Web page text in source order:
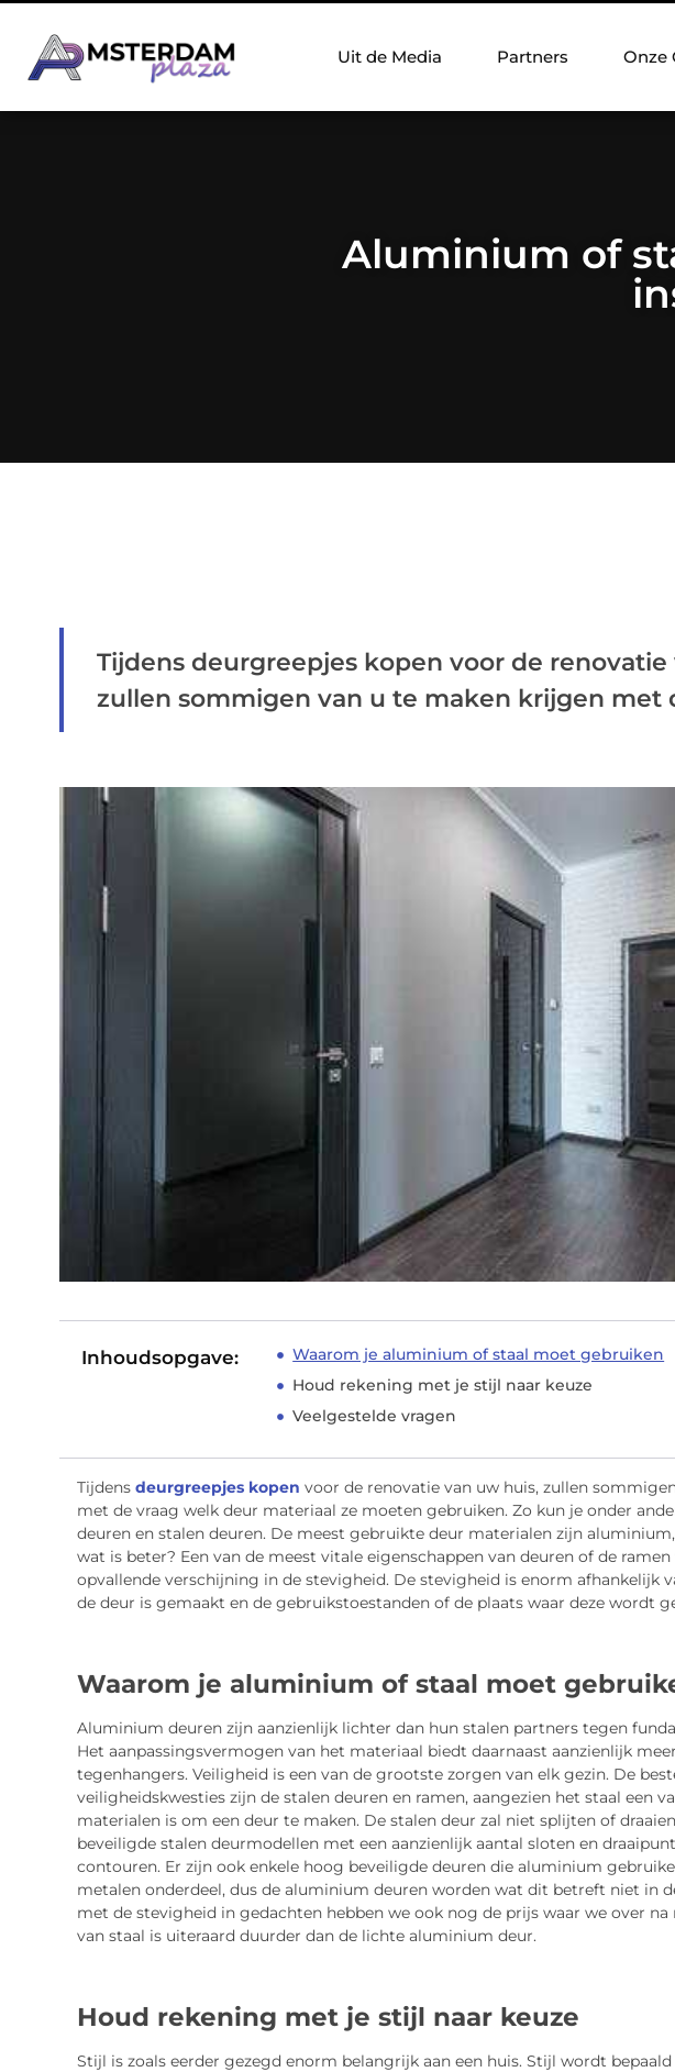
Uit de Media Partners Onze
Aluminium of
Tijdens deurgreepjes kopen voor de renovatie
zullen sommigen van u te maken krijgen met
Inhoudsopgave:
Waarom je aluminium of staal moet gebruiken
Houd rekening met je stijl naar keuze
Veelgestelde vragen
Tijdens deurgreepjes kopen voor de renovatie van uw huis, zullen
met de vraag welk deur materiaal ze moeten gebruiken. Zo kun je onder
deuren en stalen deuren. De meest gebruikte deur materialen zijn
wat is beter? Een van de meest vitale eigenschappen van deuren of de
opvallende verschijning in de stevigheid. De stevigheid is enorm afhankelijk
de deur is gemaakt en de gebruikstoestanden of de plaats waar deze wordt
Waarom je aluminium of staal moet
Aluminium deuren zijn aanzienlijk lichter dan hun stalen partners tegen
Het aanpassingsvermogen van het materiaal biedt daarnaast aanzienlijk
tegenhangers. Veiligheid is een van de grootste zorgen van elk gezin. De
veiligheidskwesties zijn de stalen deuren en ramen, aangezien het staal een
materialen is om een ​​deur te maken. De stalen deur zal niet splijten of
beveiligde stalen deurmodellen met een aanzienlijk aantal sloten en
contouren. Er zijn ook enkele hoog beveiligde deuren die aluminium
metalen onderdeel, dus de aluminium deuren worden wat dit betreft niet in
met de stevigheid in gedachten hebben we ook nog de prijs waar we over
van staal is uiteraard duurder dan de lichte aluminium deur.
Houd rekening met je stijl naar keuze
Stijl is zoals eerder gezegd enorm belangrijk aan een huis. Stijl wordt